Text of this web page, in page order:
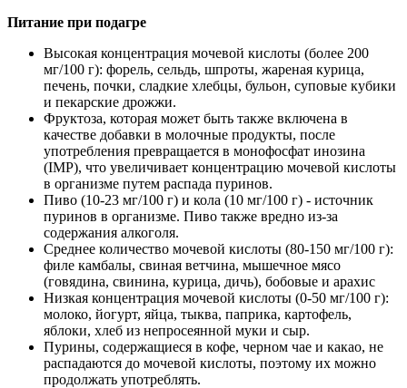
Питание при подагре
Высокая концентрация мочевой кислоты (более 200
мг/100 г): форель, сельдь, шпроты, жареная курица,
печень, почки, сладкие хлебцы, бульон, суповые кубики
и пекарские дрожжи.
Фруктоза, которая может быть также включена в
качестве добавки в молочные продукты, после
употребления превращается в монофосфат инозина
(IMP), что увеличивает концентрацию мочевой кислоты
в организме путем распада пуринов.
Пиво (10-23 мг/100 г) и кола (10 мг/100 г) - источник
пуринов в организме. Пиво также вредно из-за
содержания алкоголя.
Среднее количество мочевой кислоты (80-150 мг/100 г):
филе камбалы, свиная ветчина, мышечное мясо
(говядина, свинина, курица, дичь), бобовые и арахис
Низкая концентрация мочевой кислоты (0-50 мг/100 г):
молоко, йогурт, яйца, тыква, паприка, картофель,
яблоки, хлеб из непросеянной муки и сыр.
Пурины, содержащиеся в кофе, черном чае и какао, не
распадаются до мочевой кислоты, поэтому их можно
продолжать употреблять.